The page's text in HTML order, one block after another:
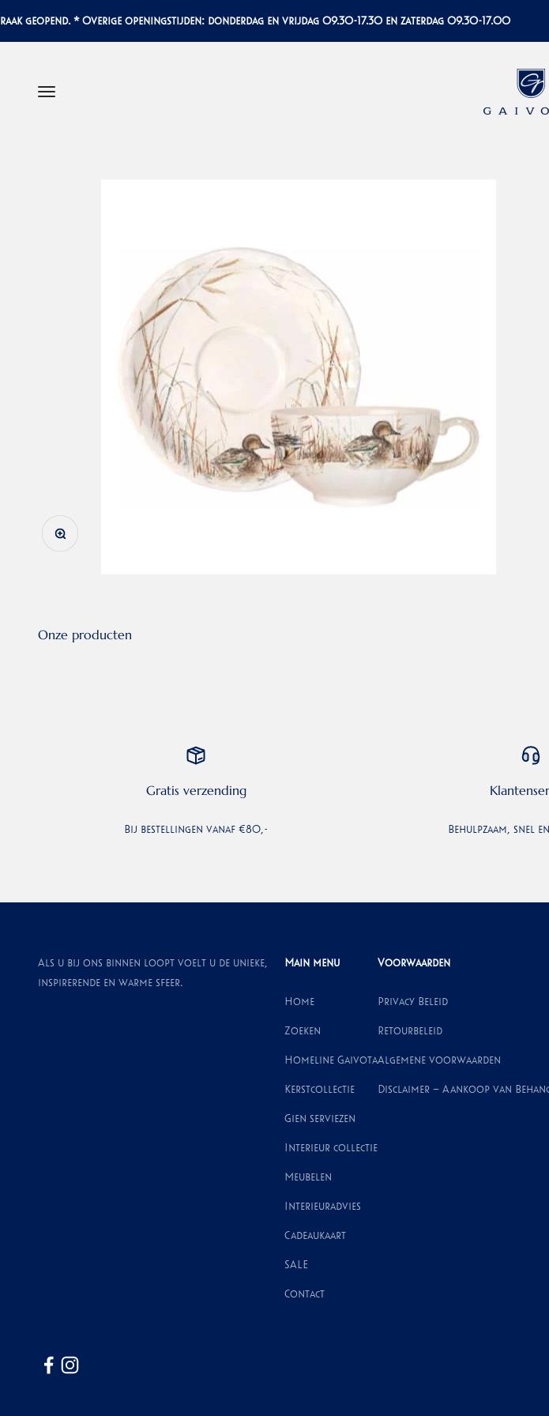
* Overige openingstijden: donderdag en vrijdag 09.30-17.30 en zaterdag 09.30-17.00
Menu
Gaivota
In-/uitzoomen
Gratis verzending
Bij bestellingen vanaf €80,- Behulpzaam, snel
Als u bij ons binnen loopt voelt u de unieke,
inspirerende en warme sfeer.
Main menu
Home
Zoeken
Homeline Gaivota
Kerstcollectie
Gien serviezen
Interieur collectie
Meubelen
Interieuradvies
Cadeaukaart
SALE
Contact
Voorwaarden
Privacy Beleid
Retourbeleid
Algemene voorwaarden
Disclaimer – Aankoop van